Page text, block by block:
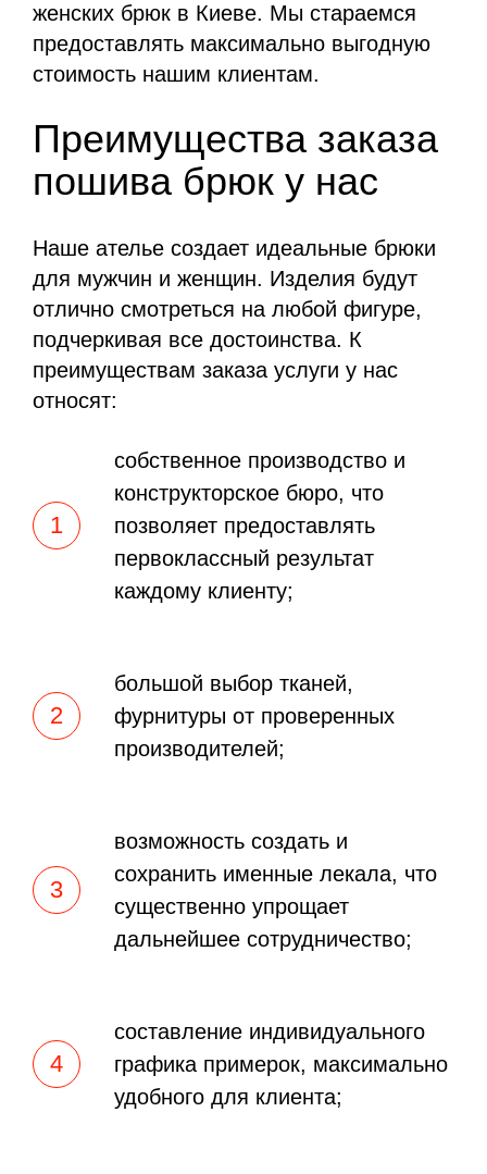
женских брюк в Киеве. Мы стараемся
предоставлять максимально выгодную
стоимость нашим клиентам.
Преимущества заказа
пошива брюк у нас
Наше ателье создает идеальные брюки
для мужчин и женщин. Изделия будут
отлично смотреться на любой фигуре,
подчеркивая все достоинства. К
преимуществам заказа услуги у нас
относят:
собственное производство и
конструкторское бюро, что
позволяет предоставлять
первоклассный результат
каждому клиенту;
большой выбор тканей,
фурнитуры от проверенных
производителей;
возможность создать и
сохранить именные лекала, что
существенно упрощает
дальнейшее сотрудничество;
составление индивидуального
графика примерок, максимально
удобного для клиента;